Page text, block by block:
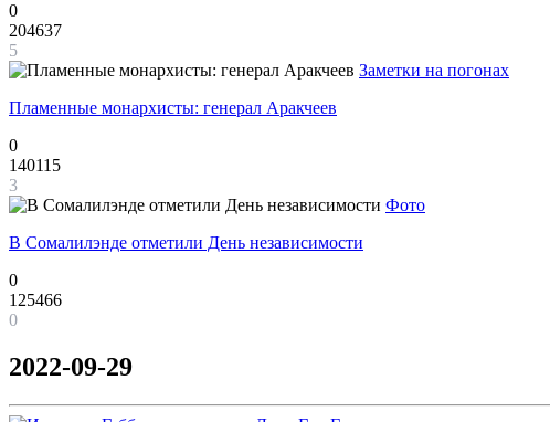
0
204637
5
Заметки на погонах
Пламенные монархисты: генерал Аракчеев
0
140115
3
Фото
В Сомалилэнде отметили День независимости
0
125466
0
2022-09-29